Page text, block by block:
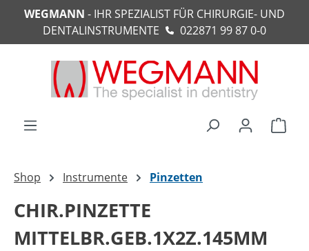
springen
WEGMANN - IHR SPEZIALIST FÜR CHIRURGIE- UND
DENTALINSTRUMENTE
022871 99 87 0-0
Shop Instrumente Pinzetten
CHIR.PINZETTE
MITTELBR.GEB.1X2Z.145MM